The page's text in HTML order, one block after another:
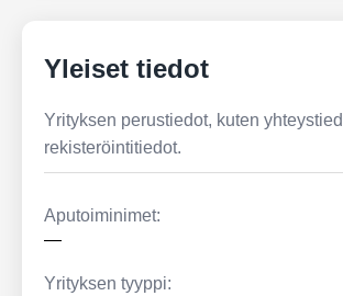
Yleiset tiedot
Yrityksen perustiedot, kuten
rekisteröintitiedot.
Aputoiminimet:
—
Yrityksen tyyppi: